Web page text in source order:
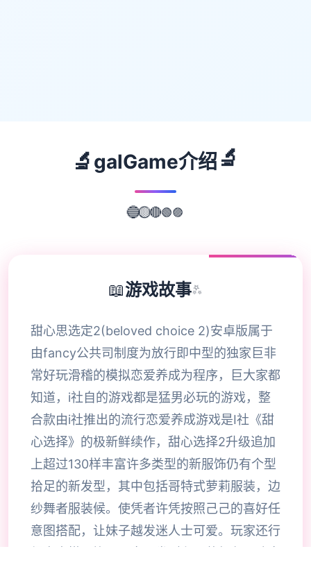
🔬 galGame介绍 🔬
🔵🟡🔴🟢🟣
📖游戏故事✨
甜心思选定2(beloved choice 2)安卓版属于
由fancy公共司制度为放行即中型的独家巨非
常好玩滑稽的模拟恋爱养成为程序，巨大家都
知道，i社自的游戏都是猛男必玩的游戏，整
合款由i社推出的流行恋爱养成游戏是I社《甜
心选择》的极新鲜续作，甜心选择2升级追加
上超过130样丰富许多类型的新服饰仍有个型
拾足的新发型，其中包括哥特式萝莉服装，边
纱舞者服装候。使凭者许凭按照己己的喜好任
意图搭配，让妹子越发迷人士可爱。玩家还行